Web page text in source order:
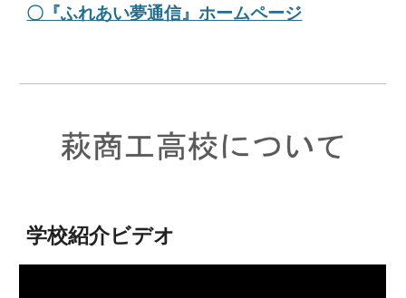
〇『ふれあい夢通信』ホームページ
学校紹介ビデオ